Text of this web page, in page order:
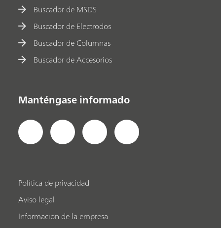
Buscador de MSDS
Buscador de Electrodos
Buscador de Columnas
Buscador de Accesorios
Manténgase informado
Política de privacidad
Aviso legal
Informacion de la empresa